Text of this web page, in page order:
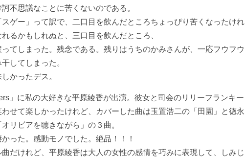
不思議なことに苦くないのである。
ゲー」って訳で、二口目を飲んだところちょっぴり苦くなったけれ
るかもしれぬと、三口目を飲んだところ、
てしまった。残念である。残りはうちのかみさんが、一応フウフウ
してしまった。
かったデス。
」に私の大好きな平原綾香が出演。彼女と司会のリリーフランキー
せて楽しかったけれど、カバーした曲は玉置浩二の「田園」と徳永
リビアを聴きながら」の３曲。
った。感動モノでした。絶品！！！
だけれど、平原綾香は大人の女性の感情を巧みに表現して、しみじ